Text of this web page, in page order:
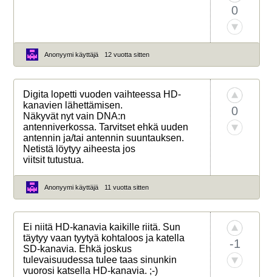
0
Anonyymi käyttäjä 12 vuotta sitten
Digita lopetti vuoden vaihteessa HD-
kanavien lähettämisen.
Näkyvät nyt vain DNA:n
antenniverkossa. Tarvitset ehkä uuden
antennin ja/tai antennin suuntauksen.
Netistä löytyy aiheesta jos
viitsit tutustua.
0
Anonyymi käyttäjä 11 vuotta sitten
Ei niitä HD-kanavia kaikille riitä. Sun
täytyy vaan tyytyä kohtaloos ja katella
SD-kanavia. Ehkä joskus
tulevaisuudessa tulee taas sinunkin
vuorosi katsella HD-kanavia. ;-)
-1